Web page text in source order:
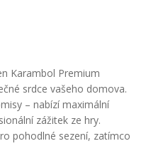
Karambol Premium
srdce vašeho domova.
– nabízí maximální
zážitek ze hry.
pohodlné sezení, zatímco